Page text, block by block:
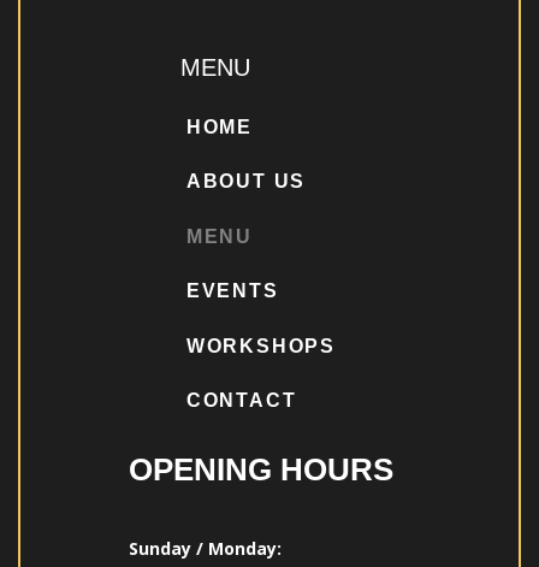
MENU
HOME
ABOUT US
MENU
EVENTS
WORKSHOPS
CONTACT
OPENING HOURS
Sunday / Monday: